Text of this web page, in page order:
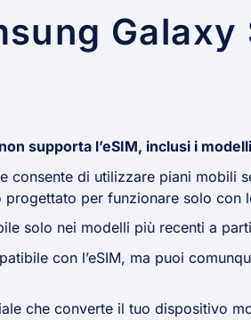
supporta l’eSIM, inclusi i
consente di utilizzare piani mobili
progettato per funzionare solo con
solo nei modelli più recenti a
con l’eSIM, ma puoi
che converte il tuo dispositivo